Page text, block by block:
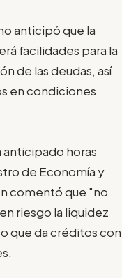
anticipó que la
facilidades para la
de las deudas, así
en condiciones
anticipado horas
de Economía y
comentó que "no
riesgo la liquidez
que da créditos con